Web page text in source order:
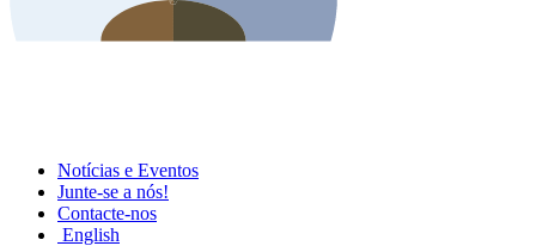
Notícias e Eventos
Junte-se a nós!
Contacte-nos
English